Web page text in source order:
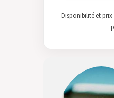
Disponibilité et